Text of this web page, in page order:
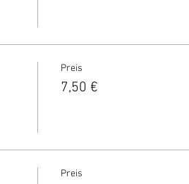
Preis
7,50 €
Preis